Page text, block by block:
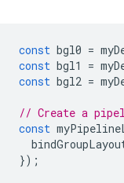
const bgl0 =
const bgl1 =
const bgl2 =
// Create a
const
});